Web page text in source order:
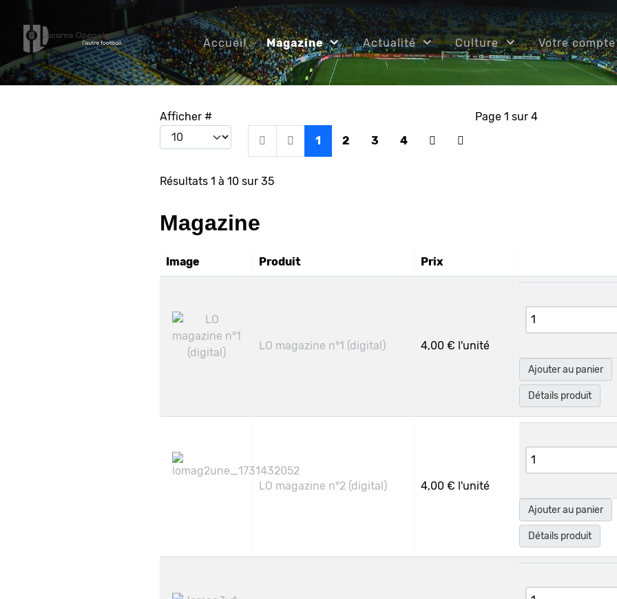
Accueil Magazine Actualité Culture Votre compte
Afficher #
1
2 3 4
Page 1 sur 4
Résultats 1 à 10 sur 35
Magazine
Image Produit Prix
LO magazine n°1 (digital) 4,00 € l'unité
Ajouter au panier
Détails produit
LO magazine n°2 (digital) 4,00 € l'unité
Ajouter au panier
Détails produit